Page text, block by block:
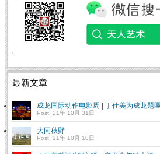
最新文章
成龙国际动作电影周 | 丁仕美为成龙题匾
Post: 21年 10月 31日
大同秋野
Post: 21年 10月 10日